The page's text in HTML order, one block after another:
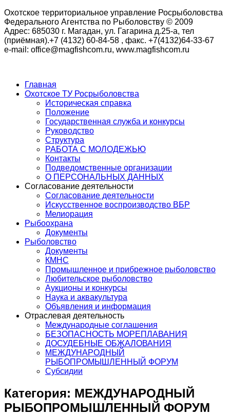
Охотское территориальное управление Росрыболовства
Федерального Агентства по Рыболовству © 2009
Адрес: 685030 г. Магадан, ул. Гагарина д.25-а, тел
(приёмная).+7 (4132) 60-84-58 , факс. +7(4132)64-33-67
e-mail: office@magfishcom.ru, www.magfishcom.ru
Главная
Охотское ТУ Росрыболовства
Историческая справка
Положение
Государственная служба и конкурсы
Руководство
Структура
РАБОТА С МОЛОДЕЖЬЮ
Контакты
Подведомственные организации
О ПЕРСОНАЛЬНЫХ ДАННЫХ
Согласование деятельности
Согласование деятельности
Искусственное воспроизводство ВБР
Мелиорация
Рыбоохрана
Документы
Рыболовство
Документы
КМНС
Промышленное и прибрежное рыболовство
Любительское рыболовство
Аукционы и конкурсы
Наука и аквакультура
Объявления и информация
Отраслевая деятельность
Международные соглашения
БЕЗОПАСНОСТЬ МОРЕПЛАВАНИЯ
ДОСУДЕБНЫЕ ОБЖАЛОВАНИЯ
МЕЖДУНАРОДНЫЙ
РЫБОПРОМЫШЛЕННЫЙ ФОРУМ
Субсидии
Категория: МЕЖДУНАРОДНЫЙ
РЫБОПРОМЫШЛЕННЫЙ ФОРУМ